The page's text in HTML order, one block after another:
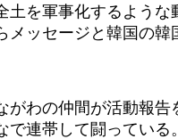
を軍事化するよう
ッセージと韓国の韓
わの仲間が活動報告
連帯して闘っている